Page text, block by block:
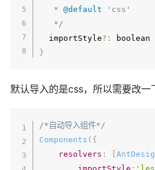
   *
@default 'css'
   */
  importStyle
? : boolean
}
默认导入的是css，所以需要改一
/*自动导入组件*/
Components ( {
resolvers : [